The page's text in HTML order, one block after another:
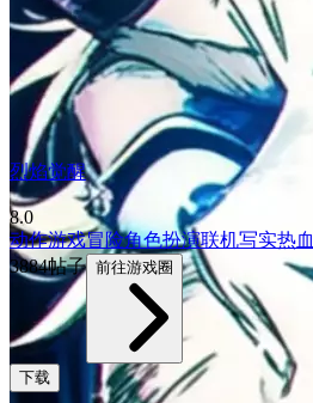
烈焰觉醒
8.0
动作游戏冒险角色扮演联机写实热血
3884帖子 前往游戏圈
下载